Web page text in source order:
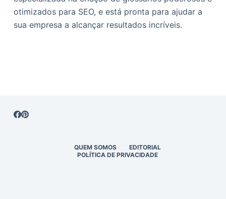
otimizados para SEO, e está pronta para ajudar a
sua empresa a alcançar resultados incríveis.
QUEM SOMOS
EDITORIAL
POLÍTICA DE PRIVACIDADE